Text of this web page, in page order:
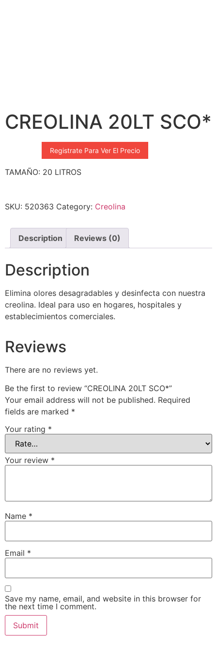
CREOLINA 20LT SCO*
Registrate Para Ver El Precio
TAMAÑO: 20 LITROS
SKU: 520363 Category: Creolina
Description Reviews (0)
Description
Elimina olores desagradables y desinfecta con nuestra
creolina. Ideal para uso en hogares, hospitales y
establecimientos comerciales.
Reviews
There are no reviews yet.
Be the first to review “CREOLINA 20LT SCO*”
Your email address will not be published. Required
fields are marked *
Your rating *
Your review *
Name *
Email *
Save my name, email, and website in this browser for
the next time I comment.